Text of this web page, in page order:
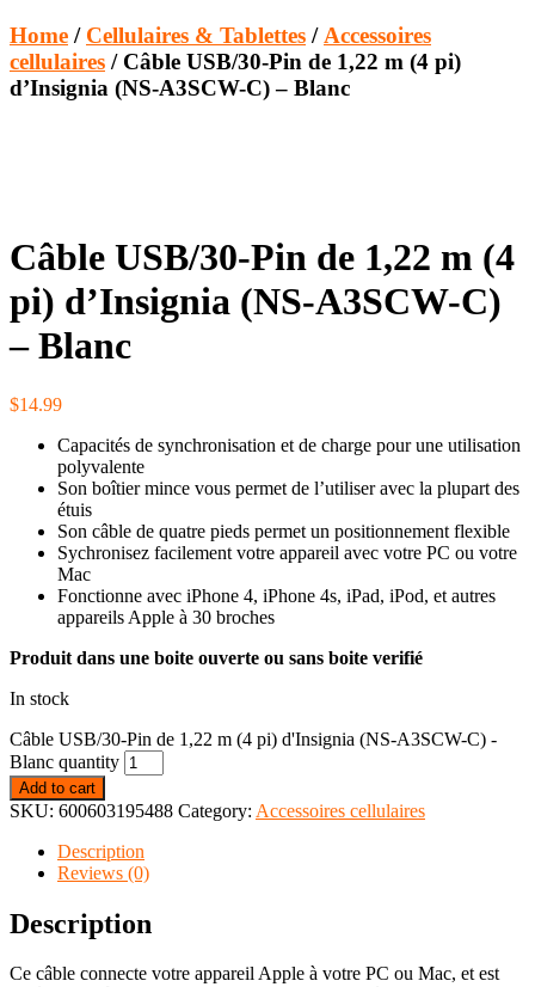
Home / Cellulaires & Tablettes / Accessoires
cellulaires / Câble USB/30-Pin de 1,22 m (4 pi)
d’Insignia (NS-A3SCW-C) – Blanc
Câble USB/30-Pin de 1,22 m (4
pi) d’Insignia (NS-A3SCW-C)
– Blanc
$14.99
Capacités de synchronisation et de charge pour une utilisation
polyvalente
Son boîtier mince vous permet de l’utiliser avec la plupart des
étuis
Son câble de quatre pieds permet un positionnement flexible
Sychronisez facilement votre appareil avec votre PC ou votre
Mac
Fonctionne avec iPhone 4, iPhone 4s, iPad, iPod, et autres
appareils Apple à 30 broches
Produit dans une boite ouverte ou sans boite verifié
In stock
Câble USB/30-Pin de 1,22 m (4 pi) d'Insignia (NS-A3SCW-C) -
Blanc quantity
Add to cart
SKU: 600603195488 Category: Accessoires cellulaires
Description
Reviews (0)
Description
Ce câble connecte votre appareil Apple à votre PC ou Mac, et est